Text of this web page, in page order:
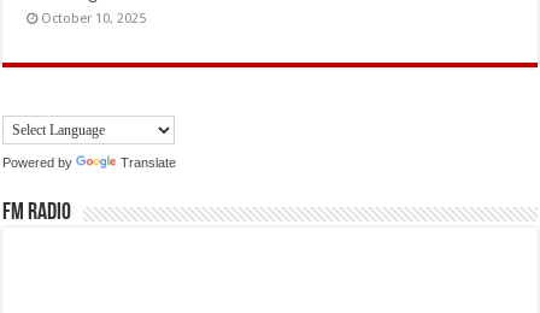
October 10, 2025
Powered by Translate
FM Radio